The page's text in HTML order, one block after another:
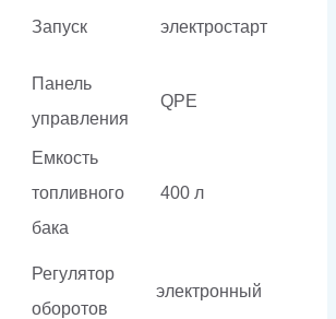
Запуск электростарт
Панель
управления
QPE
Емкость
топливного
бака
400 л
Регулятор
оборотов
электронный